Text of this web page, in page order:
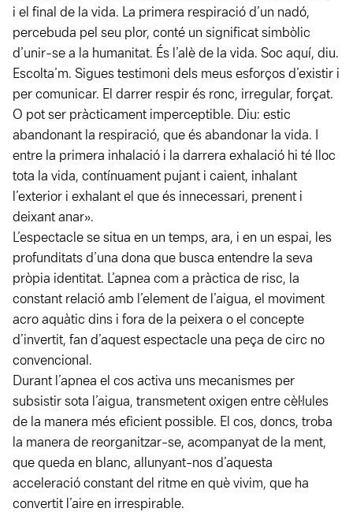
i el final de la vida. La primera respiració d’un nadó,
percebuda pel seu plor, conté un significat simbòlic
d’unir-se a la humanitat. És l’alè de la vida. Soc aquí, diu.
Escolta’m. Sigues testimoni dels meus esforços d’existir i
per comunicar. El darrer respir és ronc, irregular, forçat.
O pot ser pràcticament imperceptible. Diu: estic
abandonant la respiració, que és abandonar la vida. I
entre la primera inhalació i la darrera exhalació hi té lloc
tota la vida, contínuament pujant i caient, inhalant
l’exterior i exhalant el que és innecessari, prenent i
deixant anar».
L’espectacle se situa en un temps, ara, i en un espai, les
profunditats d’una dona que busca entendre la seva
pròpia identitat. L’apnea com a pràctica de risc, la
constant relació amb l’element de l’aigua, el moviment
acro aquàtic dins i fora de la peixera o el concepte
d’invertit, fan d’aquest espectacle una peça de circ no
convencional.
Durant l’apnea el cos activa uns mecanismes per
subsistir sota l’aigua, transmetent oxigen entre cèl·lules
de la manera més eficient possible. El cos, doncs, troba
la manera de reorganitzar-se, acompanyat de la ment,
que queda en blanc, allunyant-nos d’aquesta
acceleració constant del ritme en què vivim, que ha
convertit l’aire en irrespirable.